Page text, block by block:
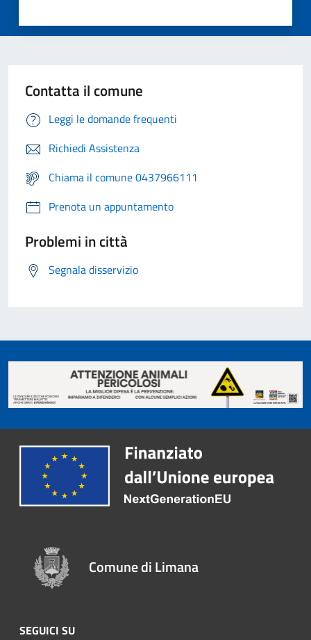
Contatta il comune
Leggi le domande frequenti
Richiedi Assistenza
Chiama il comune 0437966111
Prenota un appuntamento
Problemi in città
Segnala disservizio
Comune di Limana
SEGUICI SU